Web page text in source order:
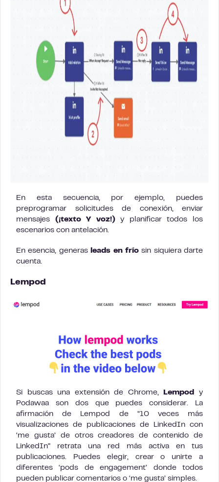
En esta secuencia, por ejemplo, puedes
preprogramar solicitudes de conexión, enviar
mensajes (¡texto Y voz!)y planificar todos los
escenarios con antelación.
En esencia, generas leads en fríosin siquiera darte
cuenta.
Lempod
Si buscas una extensión de Chrome, Lempod
y
Podawaa son dos que puedes considerar. La
afirmación de Lempod de “10 veces más
visualizaciones de publicaciones de LinkedIn con
‘me gusta’ de otros creadores de contenido de
LinkedIn” retrata una red más activa en tus
publicaciones. Puedes elegir, crear o unirte a
diferentes ‘pods de engagement’ donde todos
pueden publicar comentarios o ‘me gusta’ simples.